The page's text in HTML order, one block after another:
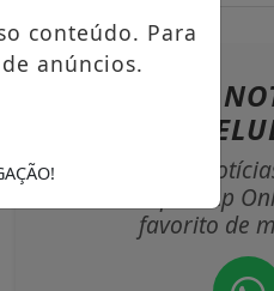
NOSSAS
Receba as
Municípios Ap
favorito de
conteúdo. Para
anúncios.